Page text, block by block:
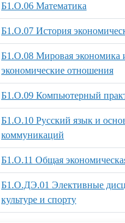
Б1.О.06 Математика
Б1.О.07 История
Б1.О.08 Мировая экономика
экономические отношения
Б1.О.09 Компьютерный
Б1.О.10 Русский язык и
коммуникаций
Б1.О.11 Общая
Б1.О.ДЭ.01 Элективные
культуре и спорту